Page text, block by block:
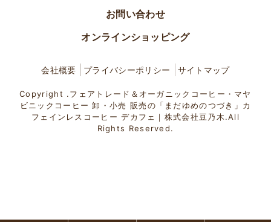
お問い合わせ
オンラインショッピング
会社概要 プライバシーポリシー サイトマップ
Copyright .フェアトレード＆オーガニックコーヒー・マヤ
ビニックコーヒー 卸・小売 販売の「まだゆめのつづき」カ
フェインレスコーヒー デカフェ｜株式会社豆乃木.All
Rights Reserved.